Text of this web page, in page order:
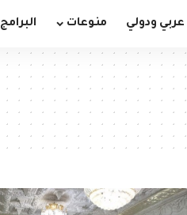
عربي ودولي منوعات البرامج